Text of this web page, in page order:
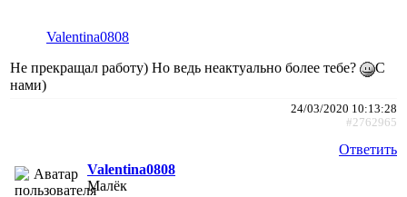
Valentina0808
Не прекращал работу) Но ведь неактуально более тебе?
С
нами)
24/03/2020 10:13:28
#2762965
Ответить
Valentina0808
Малёк